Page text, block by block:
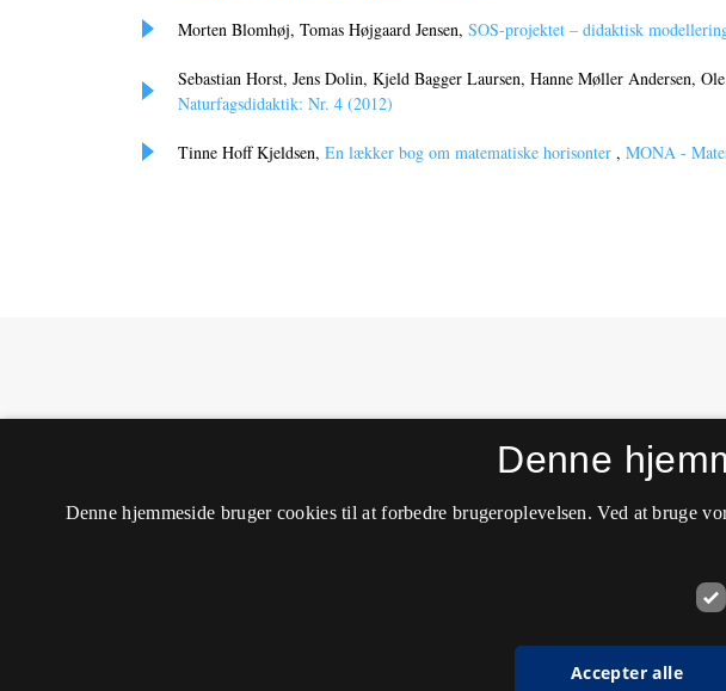
Morten Blomhøj, Tomas Højgaard Jensen, SOS-projektet – didaktisk
Sebastian Horst, Jens Dolin, Kjeld Bagger Laursen, Hanne Møller Andersen,
Naturfagsdidaktik: Nr. 4 (2012)
Tinne Hoff Kjeldsen, En lækker bog om matematiske horisonter , MONA -
Denne
Denne hjemmeside bruger cookies til at forbedre brugeroplevelsen. Ved at bruge
Accepter alle